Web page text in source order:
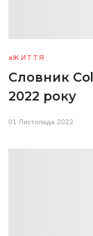
ЖИТТЯ
Словник
2022 року
01 Листопада 2022